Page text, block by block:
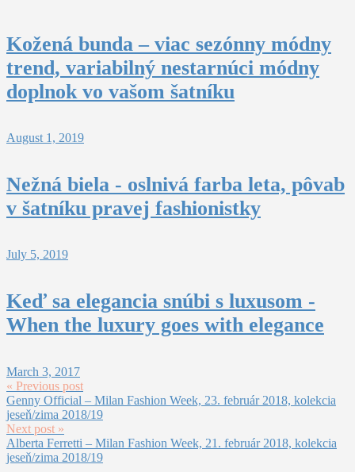
Kožená bunda – viac sezónny módny
trend, variabilný nestarnúci módny
doplnok vo vašom šatníku
August 1, 2019
Nežná biela - oslnivá farba leta, pôvab
v šatníku pravej fashionistky
July 5, 2019
Keď sa elegancia snúbi s luxusom -
When the luxury goes with elegance
March 3, 2017
« Previous post
Genny Official – Milan Fashion Week, 23. február 2018, kolekcia
jeseň/zima 2018/19
Next post »
Alberta Ferretti – Milan Fashion Week, 21. február 2018, kolekcia
jeseň/zima 2018/19